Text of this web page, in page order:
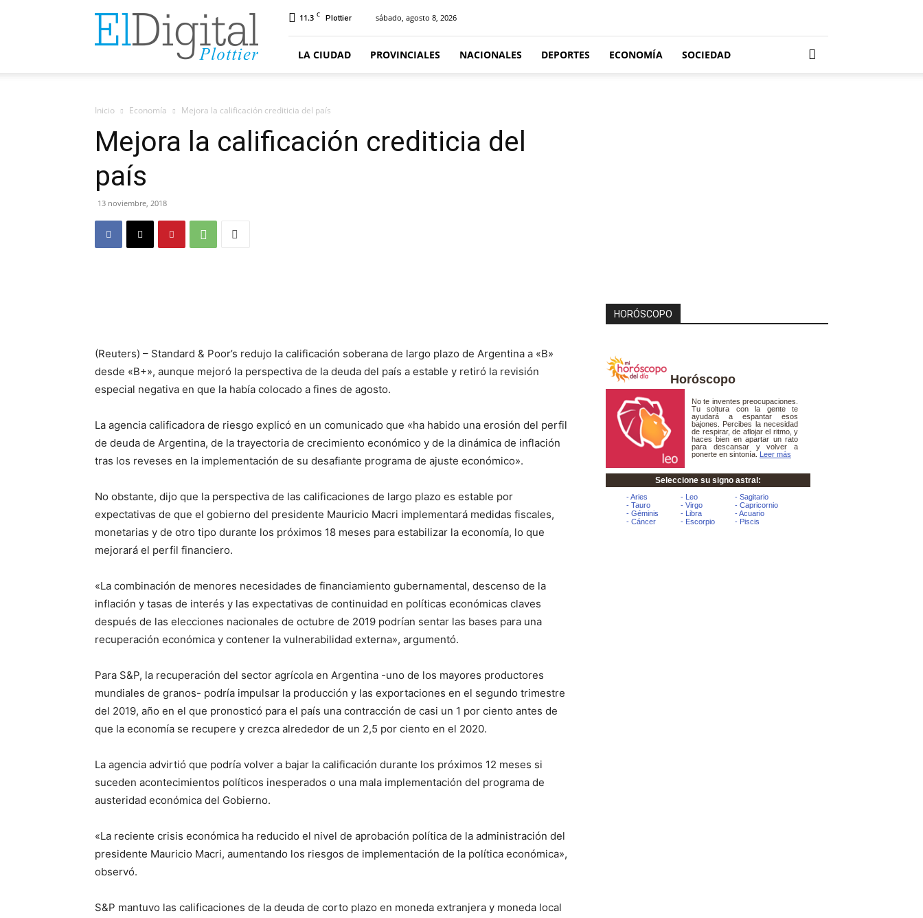
ElDigitalPlottier
11.3 C Plottier sábado, agosto 8, 2026
LA CIUDAD PROVINCIALES NACIONALES DEPORTES ECONOMÍA SOCIEDAD
Inicio Economía Mejora la calificación crediticia del país
Mejora la calificación crediticia del
país
13 noviembre, 2018
(Reuters) – Standard & Poor’s redujo la calificación soberana de largo plazo de Argentina a «B»
desde «B+», aunque mejoró la perspectiva de la deuda del país a estable y retiró la revisión
especial negativa en que la había colocado a fines de agosto.
La agencia calificadora de riesgo explicó en un comunicado que «ha habido una erosión del perfil
de deuda de Argentina, de la trayectoria de crecimiento económico y de la dinámica de inflación
tras los reveses en la implementación de su desafiante programa de ajuste económico».
No obstante, dijo que la perspectiva de las calificaciones de largo plazo es estable por
expectativas de que el gobierno del presidente Mauricio Macri implementará medidas fiscales,
monetarias y de otro tipo durante los próximos 18 meses para estabilizar la economía, lo que
mejorará el perfil financiero.
«La combinación de menores necesidades de financiamiento gubernamental, descenso de la
inflación y tasas de interés y las expectativas de continuidad en políticas económicas claves
después de las elecciones nacionales de octubre de 2019 podrían sentar las bases para una
recuperación económica y contener la vulnerabilidad externa», argumentó.
Para S&P, la recuperación del sector agrícola en Argentina -uno de los mayores productores
mundiales de granos- podría impulsar la producción y las exportaciones en el segundo trimestre
del 2019, año en el que pronosticó para el país una contracción de casi un 1 por ciento antes de
que la economía se recupere y crezca alrededor de un 2,5 por ciento en el 2020.
La agencia advirtió que podría volver a bajar la calificación durante los próximos 12 meses si
suceden acontecimientos políticos inesperados o una mala implementación del programa de
austeridad económica del Gobierno.
«La reciente crisis económica ha reducido el nivel de aprobación política de la administración del
presidente Mauricio Macri, aumentando los riesgos de implementación de la política económica»,
observó.
S&P mantuvo las calificaciones de la deuda de corto plazo en moneda extranjera y moneda local
HORÓSCOPO
Horóscopo